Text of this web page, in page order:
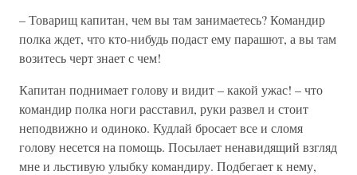
– Товарищ капитан, чем вы там занимаетесь? Командир
полка ждет, что кто-нибудь подаст ему парашют, а вы там
возитесь черт знает с чем!
Капитан поднимает голову и видит – какой ужас! – что
командир полка ноги расставил, руки развел и стоит
неподвижно и одиноко. Кудлай бросает все и сломя
голову несется на помощь. Посылает ненавидящий взгляд
мне и льстивую улыбку командиру. Подбегает к нему,